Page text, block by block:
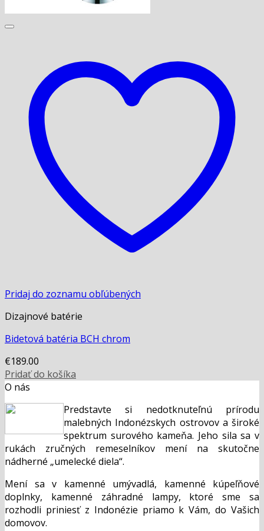
Pridaj do zoznamu obľúbených
Dizajnové batérie
Bidetová batéria BCH chrom
€189.00
Pridať do košíka
O nás
Predstavte si nedotknuteľnú prírodu
malebných Indonézskych ostrovov a široké
spektrum surového kameňa. Jeho sila sa v
rukách zručných remeselníkov mení na skutočne
nádherné „umelecké diela“.
Mení sa v kamenné umývadlá, kamenné kúpeľňové
doplnky, kamenné záhradné lampy, ktoré sme sa
rozhodli priniesť z Indonézie priamo k Vám, do Vašich
domovov.